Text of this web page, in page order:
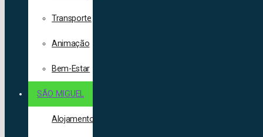
Transporte
Animação
Bem-Estar
SÃO MIGUEL
Alojamento